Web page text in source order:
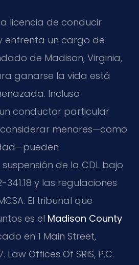
licencia de conducir
enfrenta un cargo de
de Madison, Virginia,
ganarse la vida está
Incluso
conductor particular
menores—como
de la CDL bajo
341.18 y las regulaciones
El tribunal que
es el Madison County
en 1 Main Street,
Law Offices Of SRIS, P.C.